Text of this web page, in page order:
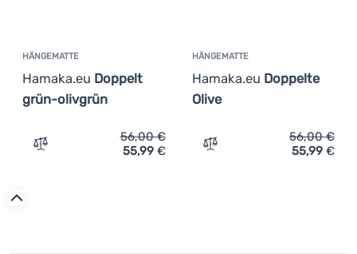
HÄNGEMATTE
Hamaka.eu Doppelt
grün-olivgrün
Zum Vergleich 'Hängematte Hamaka.eu Doppelt grün-
56,00€
55,99 €
HÄNGEMATTE
Hamaka.eu Doppelte
Olive
Zum Vergleich
56,00€
55,99 €